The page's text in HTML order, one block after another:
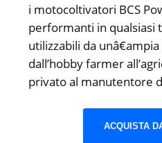
i motocoltivatori BCS
performanti in qualsiasi
utilizzabili da
dall’hobby farmer
privato al manutentore
ACQUISTA